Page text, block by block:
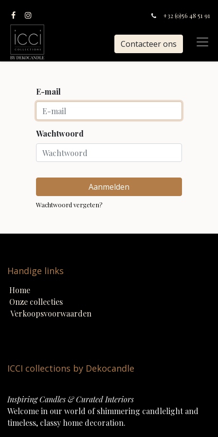
+32 (0)56 48 51 91
Contacteer ons
E-mail
Wachtwoord
Aanmelden
Wachtwoord vergeten?
Handige links
Home
Onze collecties
Verkoopsvoorwaarden
ICCI collections by Dekocandle
Inspiring Candles & Curated Interiors
Welcome in our world of shimmering candlelight and
timeless, classy home decoration.